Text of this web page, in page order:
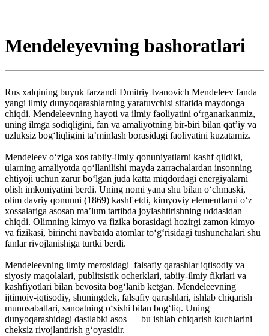
Mendeleyevning bashoratlari
Rus xalqining buyuk farzandi Dmitriy Ivanovich Mendeleev fanda
yangi ilmiy dunyoqarashlarning yaratuvchisi sifatida maydonga
chiqdi. Mendeleevning hayoti va ilmiy faoliyatini o‘rganarkanmiz,
uning ilmga sodiqligini, fan va amaliyotning bir-biri bilan qat’iy va
uzluksiz bog‘liqligini ta’minlash borasidagi faoliyatini kuzatamiz.
Mendeleev o‘ziga xos tabiiy-ilmiy qonuniyatlarni kashf qildiki,
ularning amaliyotda qo‘llanilishi mayda zarrachalardan insonning
ehtiyoji uchun zarur bo‘lgan juda katta miqdordagi energiyalarni
olish imkoniyatini berdi. Uning nomi yana shu bilan o‘chmaski,
olim davriy qonunni (1869) kashf etdi, kimyoviy elementlarni o‘z
xossalariga asosan ma’lum tartibda joylashtirishning uddasidan
chiqdi. Olimning kimyo va fizika borasidagi hozirgi zamon kimyo
va fizikasi, birinchi navbatda atomlar to‘g‘risidagi tushunchalari shu
fanlar rivojlanishiga turtki berdi.
Mendeleevning ilmiy merosidagi falsafiy qarashlar iqtisodiy va
siyosiy maqolalari, publitsistik ocherklari, tabiiy-ilmiy fikrlari va
kashfiyotlari bilan bevosita bog‘lanib ketgan. Mendeleevning
ijtimoiy-iqtisodiy, shuningdek, falsafiy qarashlari, ishlab chiqarish
munosabatlari, sanoatning o‘sishi bilan bog‘liq. Uning
dunyoqarashidagi dastlabki asos — bu ishlab chiqarish kuchlarini
cheksiz rivojlantirish g‘oyasidir.